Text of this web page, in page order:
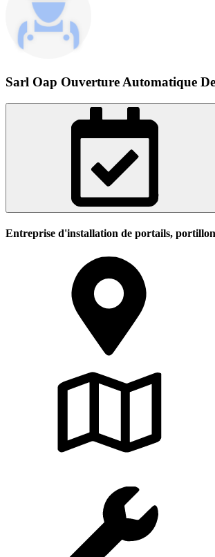
Sarl Oap Ouverture Automatique
Entreprise d'installation de portails,